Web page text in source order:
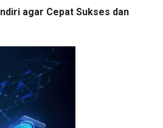
agar Cepat Sukses dan